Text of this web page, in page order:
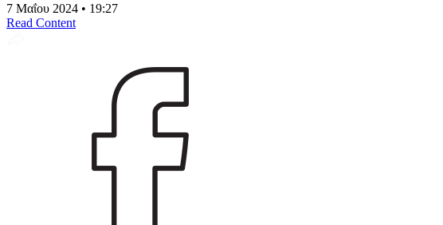
7 Μαΐου 2024 • 19:27
Read Content